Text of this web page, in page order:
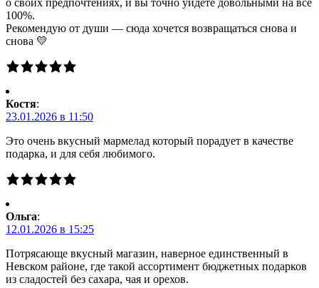
о своих предпочтениях, и вы точно уйдёте довольными на все
100%.
Рекомендую от души — сюда хочется возвращаться снова и
снова 💛
Костя:
23.01.2026 в 11:50
Это очень вкусный мармелад который порадует в качестве
подарка, и для себя любимого.
Ольга:
12.01.2026 в 15:25
Потрясающе вкусный магазин, наверное единственный в
Невском районе, где такой ассортимент бюджетных подарков
из сладостей без сахара, чая и орехов.